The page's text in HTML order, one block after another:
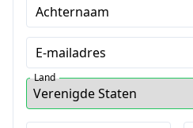
Achternaam
E-mailadres
Land